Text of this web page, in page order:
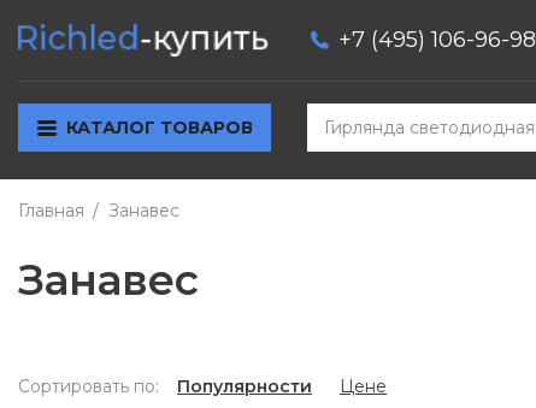
+7 (495) 106-96-98
КАТАЛОГ ТОВАРОВ
Главная Занавес
Занавес
Сортировать по: Популярности Цене